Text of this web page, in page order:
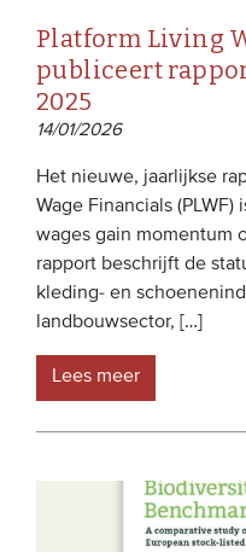
Platform Living
publiceert
2025
14/01/2026
Het nieuwe, jaarlijkse
Wage Financials
wages gain momentum
rapport beschrijft de
kleding- en
landbouwsector, […]
Lees meer